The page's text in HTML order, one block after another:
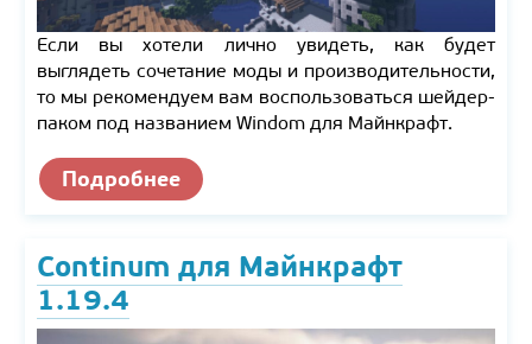
Если вы хотели лично увидеть, как будет
выглядеть сочетание моды и производительности,
то мы рекомендуем вам воспользоваться шейдер-
паком под названием Windom для Майнкрафт.
Подробнее
Continum для Майнкрафт
1.19.4